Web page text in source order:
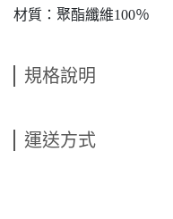
材質：聚酯纖維100％
規格說明
運送方式